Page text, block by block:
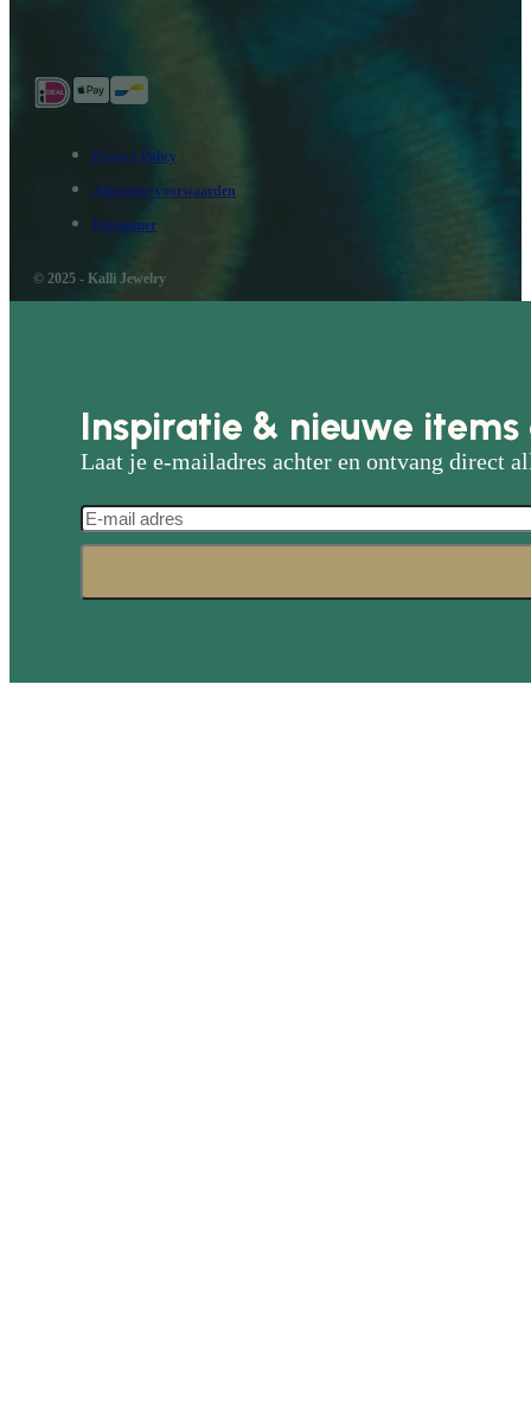
Privacy Policy
Algemene voorwaarden
Disclaimer
© 2025 - Kalli Jewelry
Inspiratie & nieuwe
Laat je e-mailadres achter en ontvang direct